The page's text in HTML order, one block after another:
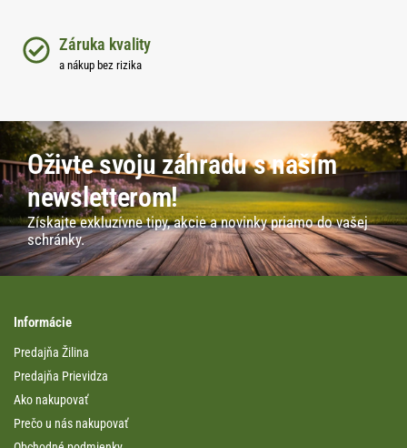
Záruka kvality
a nákup bez rizika
Oživte svoju záhradu s naším
newsletterom!
Získajte exkluzívne tipy, akcie a novinky priamo do vašej
schránky.
Informácie
Predajňa Žilina
Predajňa Prievidza
Ako nakupovať
Prečo u nás nakupovať